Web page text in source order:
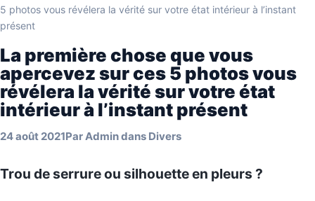
5 photos vous révélera la vérité sur votre état intérieur à l’instant
présent
La première chose que vous
apercevez sur ces 5 photos vous
révélera la vérité sur votre état
intérieur à l’instant présent
24 août 2021ParAdmindans Divers
Trou de serrure ou silhouette en pleurs ?